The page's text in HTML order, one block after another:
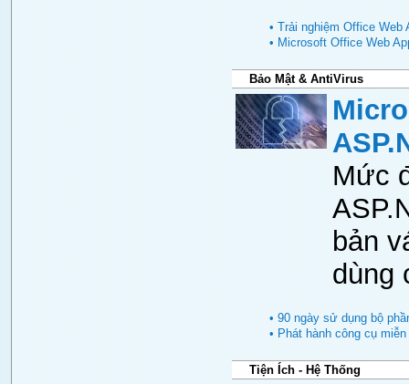
• Trải nghiệm Office Web
• Microsoft Office Web
Bảo Mật & AntiVirus
Mức
bản
dùng
• 90 ngày sử dụng bộ
• Phát hành công cụ
Tiện Ích - Hệ Thống